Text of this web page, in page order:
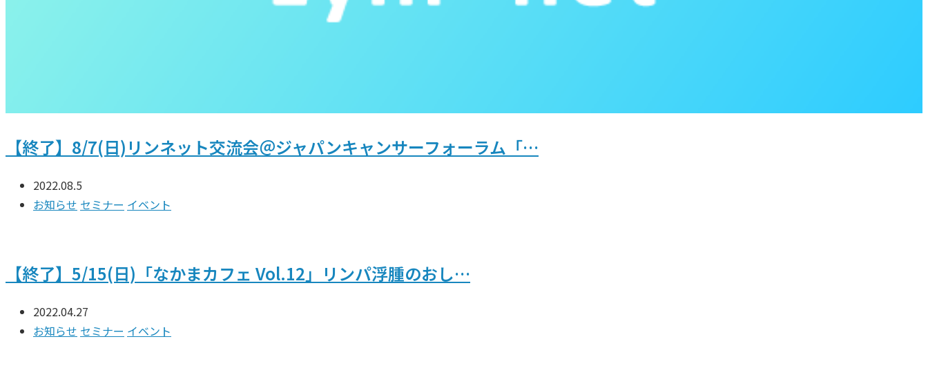
【終了】8/7(日)リンネット交流会＠ジャパンキャンサーフォーラム「…
2022.08.5
お知らせ セミナー イベント
【終了】5/15(日)「なかまカフェ Vol.12」リンパ浮腫のおし…
2022.04.27
お知らせ セミナー イベント